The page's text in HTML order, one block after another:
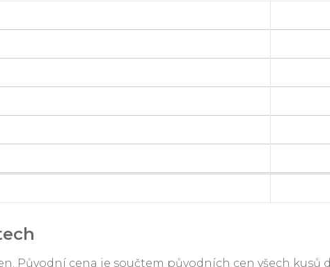
Původní cena je součtem původních cen všech kusů